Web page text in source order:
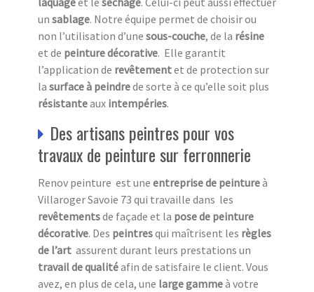
un sablage. Notre équipe permet de choisir ou
non l’utilisation d’une sous-couche, de la résine
et de peinture décorative. Elle garantit
l’application de revêtementet de protection sur
la surface à peindrede sorte à ce qu’elle soit plus
résistanteaux intempéries.
Des artisans peintres pour vos
travaux de peinture sur ferronnerie
Renov peinture est une entreprise de peintureà
Villaroger Savoie 73 qui travaille dans les
revêtementsde façade et la pose de peinture
décorative. Des peintresqui maîtrisent les règles
de l’art assurent durant leurs prestations un
travail de qualitéafin de satisfaire le client. Vous
avez, en plus de cela, une large gammeà votre